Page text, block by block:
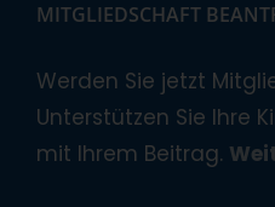
MITGLIEDSCHAFT
Werden Sie jetzt
Unterstützen Sie Ihre
mit Ihrem Beitrag.